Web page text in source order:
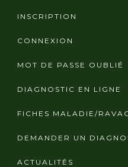
INSCRIPTION
CONNEXION
MOT DE PASSE OUBLIÉ
DIAGNOSTIC EN LIGNE
FICHES MALADIE/
DEMANDER UN
ACTUALITÉS